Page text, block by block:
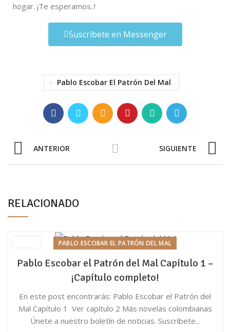
hogar. ¡Te esperamos..!
Suscríbete en Messenger
Pablo Escobar El Patrón Del Mal
ANTERIOR SIGUIENTE
RELACIONADO
PABLO ESCOBAR EL PATRÓN DEL MAL
Pablo Escobar el Patrón del Mal Capítulo 1 –
¡Capítulo completo!
En este post encontrarás: Pablo Escobar el Patrón del
Mal Capítulo 1 Ver capítulo 2 Más novelas colombianas
Únete a nuestro boletín de noticias. Suscríbete...